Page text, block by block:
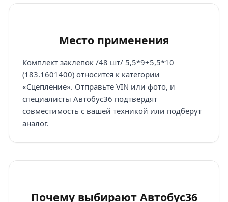
Место применения
Комплект заклепок /48 шт/ 5,5*9+5,5*10
(183.1601400) относится к категории
«Сцепление». Отправьте VIN или фото, и
специалисты Автобус36 подтвердят
совместимость с вашей техникой или подберут
аналог.
Почему выбирают Автобус36